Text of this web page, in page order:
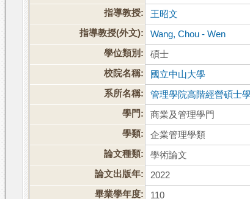
指導教授:
王昭文
指導教授(外文):
Wang, Chou - Wen
學位類別:
碩士
校院名稱:
國立中山大學
系所名稱:
管理學院高階經營碩士
學門:
商業及管理學門
學類:
企業管理學類
論文種類:
學術論文
論文出版年:
2022
畢業學年度:
110